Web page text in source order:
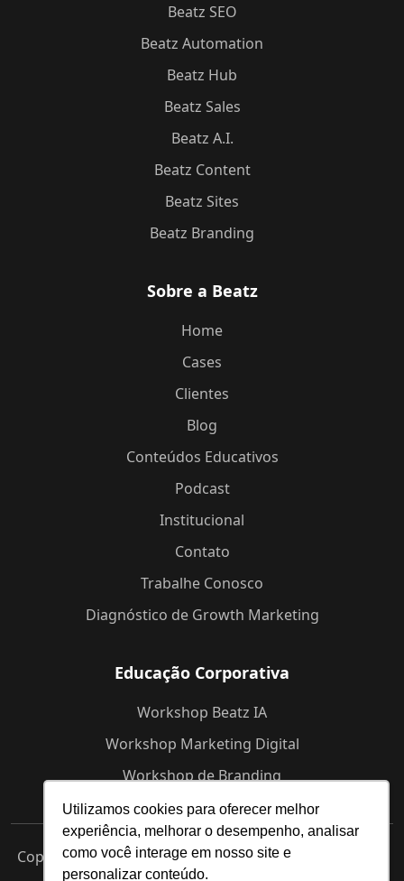
Utilizamos cookies para oferecer melhor
experiência, melhorar o desempenho, analisar
como você interage em nosso site e
personalizar conteúdo.
Beatz SEO
Beatz Automation
Beatz Hub
Beatz Sales
Beatz A.I.
Beatz Content
Beatz Sites
Beatz Branding
Sobre a Beatz
Home
Cases
Clientes
Blog
Conteúdos Educativos
Podcast
Institucional
Contato
Trabalhe Conosco
Diagnóstico de Growth Marketing
Educação Corporativa
Workshop Beatz IA
Workshop Marketing Digital
Workshop de Branding
Copyright © 2025 Beatz -Agência de Marketing Digital